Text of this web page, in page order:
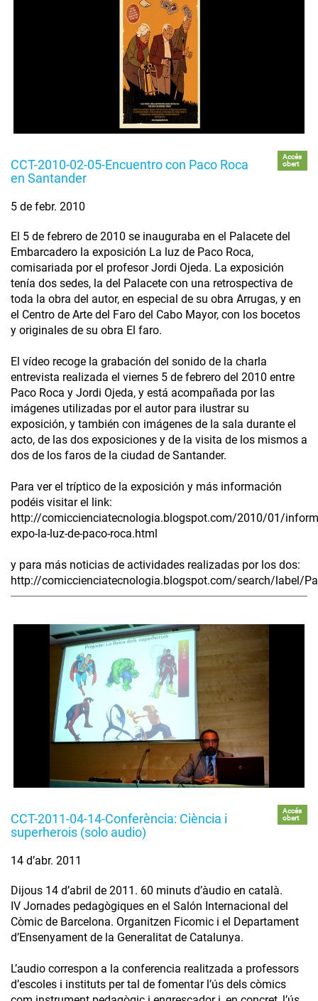
CCT-2010-02-05-Encuentro con Paco Roca
en Santander
Accés
obert
5 de febr. 2010
El 5 de febrero de 2010 se inauguraba en el Palacete del
Embarcadero la exposición La luz de Paco Roca,
comisariada por el profesor Jordi Ojeda. La exposición
tenía dos sedes, la del Palacete con una retrospectiva de
toda la obra del autor, en especial de su obra Arrugas, y en
el Centro de Arte del Faro del Cabo Mayor, con los bocetos
y originales de su obra El faro.
El vídeo recoge la grabación del sonido de la charla
entrevista realizada el viernes 5 de febrero del 2010 entre
Paco Roca y Jordi Ojeda, y está acompañada por las
imágenes utilizadas por el autor para ilustrar su
exposición, y también con imágenes de la sala durante el
acto, de las dos exposiciones y de la visita de los mismos a
dos de los faros de la ciudad de Santander.
Para ver el tríptico de la exposición y más información
podéis visitar el link:
http://comiccienciatecnologia.blogspot.com/2010/01/
expo-la-luz-de-paco-roca.html
y para más noticias de actividades realizadas por los dos:
http://comiccienciatecnologia.blogspot.com/search/label/
CCT-2011-04-14-Conferència: Ciència i
superherois (solo audio)
Accés
obert
14 d’abr. 2011
Dijous 14 d’abril de 2011. 60 minuts d’àudio en català.
IV Jornades pedagògiques en el Salón Internacional del
Còmic de Barcelona. Organitzen Ficomic i el Departament
d’Ensenyament de la Generalitat de Catalunya.
L’audio correspon a la conferencia realitzada a professors
d’escoles i instituts per tal de fomentar l’ús dels còmics